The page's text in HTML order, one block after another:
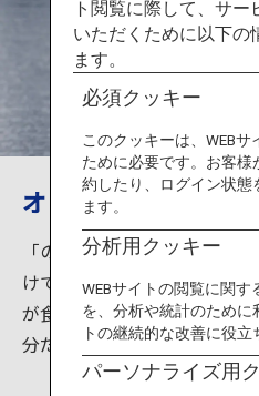
行き先
旅のお役立ち情報
ANA サービス
オリジナルのっけ丼
「のっけ丼」とは、どんぶ
けて作る海鮮丼です。「ち
が食べたい」「海鮮とお肉
分だけの希望を叶えることが
ト閲覧に際して、サ
いただくために以下の
ます。
必須クッキー
このクッキーは、WEB
ために必要です。お客
約したり、ログイン状態
ます。
分析用クッキー
WEBサイトの閲覧に関す
を、分析や統計のために
トの継続的な改善に役立
パーソナライズ用